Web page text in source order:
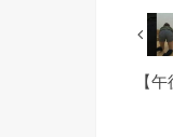
【